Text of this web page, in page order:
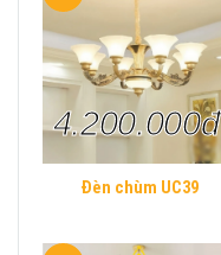
Đèn chùm UC39
4.200.000đ